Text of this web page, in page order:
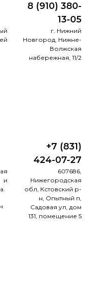
8 (910) 380-
13-05
г. Нижний
Новгород, Нижне-
Волжская
набережная, 11/2
+7 (831)
424-07-27
и
607686,
Нижегородская
обл, Кстовский р-
н, Опытный п,
Садовая ул, дом
131, помещение 5